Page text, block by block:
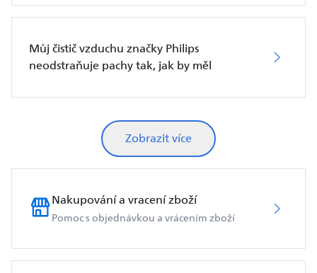
Můj čistič vzduchu značky Philips
neodstraňuje pachy tak, jak by měl
Zobrazit více
Nakupování a vracení zboží
Pomoc s objednávkou a vrácením zboží